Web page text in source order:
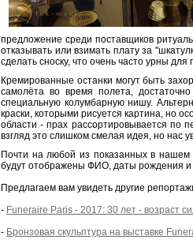
предложение среди поставщиков
отказывать или взимать плату за
сделать сноску, что очень часто урны
Кремированные останки могут быть
самолёта во время полета,
специальную колумбарную нишу.
краски, которыми рисуется картина, но
области - прах рассортировывается по
взгляд это слишком смелая идея, но нас
Почти на любой из показанных в нашем
будут отображены ФИО, даты рождения и
Предлагаем вам увидеть другие
- Funeraire Paris - 2017: 30 лет - возраст
- Бронзовая скульптура на выставке